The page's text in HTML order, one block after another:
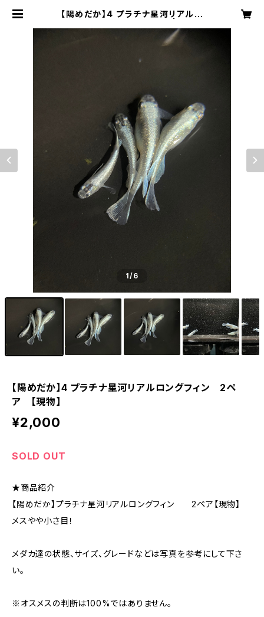
【陽めだか】4 プラチナ星河リアルロ
1/6
【陽めだか】4 プラチナ星河リアルロングフィン 2ペ
ア 【現物】
¥2,000
SOLD OUT
★商品紹介
【陽めだか】プラチナ星河リアルロングフィン 2ペア【現物】
メスやや小さ目！
メダカ達の状態、サイズ、グレードなどは写真を参考にして下さ
い。
※オスメスの判断は100%ではありません。